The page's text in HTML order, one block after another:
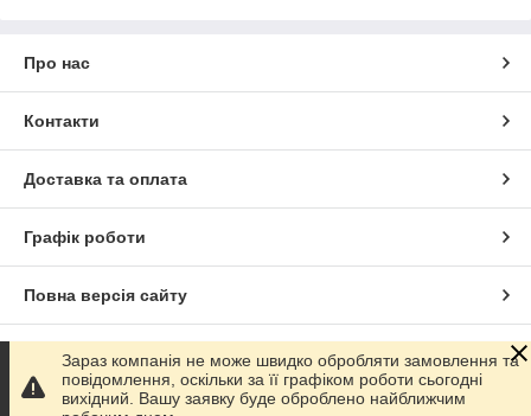
Про нас
Контакти
Доставка та оплата
Графік роботи
Повна версія сайту
Сайт створено на маркетплейсі Prom.ua
Політика конфіденційності
Зараз компанія не може швидко обробляти замовлення та
повідомлення, оскільки за її графіком роботи сьогодні
вихідний. Вашу заявку буде оброблено найближчим